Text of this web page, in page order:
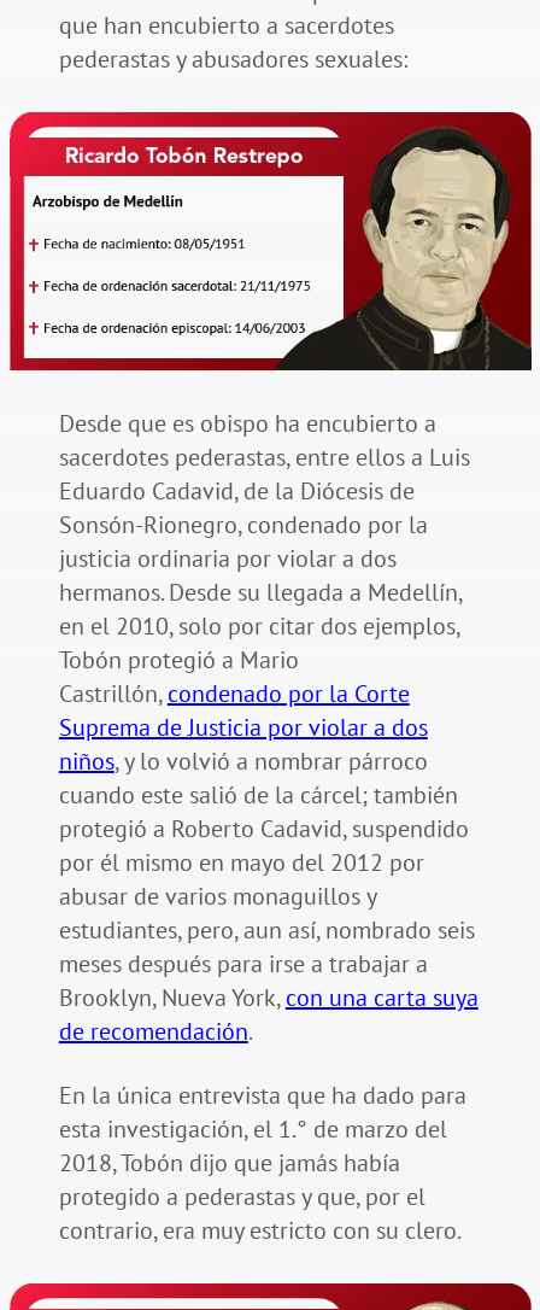
que han encubierto a sacerdotes
pederastas y abusadores sexuales:
Desde que es obispo ha encubierto a
sacerdotes pederastas, entre ellos a Luis
Eduardo Cadavid, de la Diócesis de
Sonsón-Rionegro, condenado por la
justicia ordinaria por violar a dos
hermanos. Desde su llegada a Medellín,
en el 2010, solo por citar dos ejemplos,
Tobón protegió a Mario
Castrillón,condenado por la Corte
Suprema de Justicia por violar a dos
niños, y lo volvió a nombrar párroco
cuando este salió de la cárcel; también
protegió a Roberto Cadavid, suspendido
por él mismo en mayo del 2012 por
abusar de varios monaguillos y
estudiantes, pero, aun así, nombrado seis
meses después para irse a trabajar a
Brooklyn, Nueva York,con una carta suya
de recomendación.
En la única entrevista que ha dado para
esta investigación, el 1.° de marzo del
2018, Tobón dijo que jamás había
protegido a pederastas y que, por el
contrario, era muy estricto con su clero.